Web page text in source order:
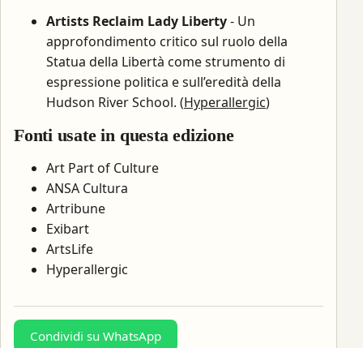
Artists Reclaim Lady Liberty- Un
approfondimento critico sul ruolo della
Statua della Libertà come strumento di
espressione politica e sull’eredità della
Hudson River School. (Hyperallergic)
Fonti usate in questa edizione
Art Part of Culture
ANSA Cultura
Artribune
Exibart
ArtsLife
Hyperallergic
Condividi su WhatsApp